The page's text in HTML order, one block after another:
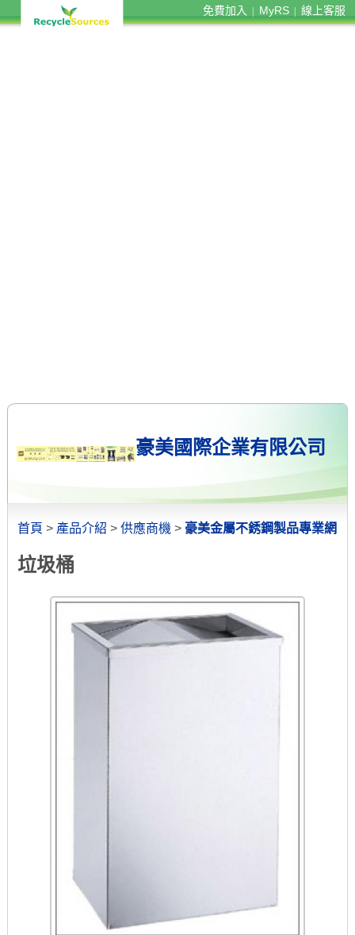
免費加入 MyRS 線上客服
豪美國際企業有限公司
首頁 > 產品介紹 > 供應商機 > 豪美金屬不銹鋼製品專業網
垃圾桶